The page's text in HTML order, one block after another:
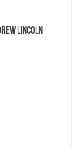
Lincoln